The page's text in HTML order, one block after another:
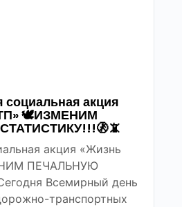
социальная акция
🕊ИЗМЕНИМ
акция «Жизнь
ПЕЧАЛЬНУЮ
Всемирный день
транспортных